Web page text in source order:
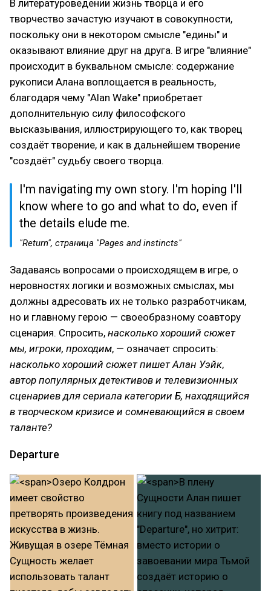
В литературоведении жизнь творца и его
творчество зачастую изучают в совокупности,
поскольку они в некотором смысле "едины" и
оказывают влияние друг на друга. В игре "влияние"
происходит в буквальном смысле: содержание
рукописи Алана воплощается в реальность,
благодаря чему "Alan Wake" приобретает
дополнительную силу философского
высказывания, иллюстрирующего то, как творец
создаёт творение, и как в дальнейшем творение
"создаёт" судьбу своего творца.
I'm navigating my own story. I'm hoping I'll
know where to go and what to do, even if
the details elude me.
"Return", страница "Pages and instincts"
Задаваясь вопросами о происходящем в игре, о
неровностях логики и возможных смыслах, мы
должны адресовать их не только разработчикам,
но и главному герою — своеобразному соавтору
сценария. Спросить, насколько хороший сюжет
мы, игроки, проходим, — означает спросить:
насколько хороший сюжет пишет Алан Уэйк,
автор популярных детективов и телевизионных
сценариев для сериала категории Б, находящийся
в творческом кризисе и сомневающийся в своем
таланте?
Departure